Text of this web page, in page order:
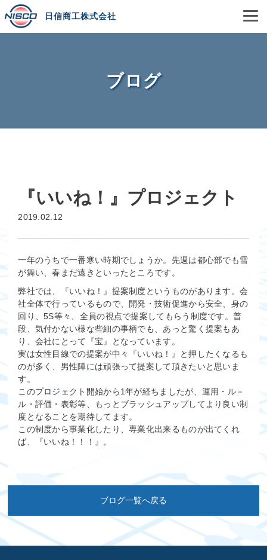
日信商工株式会社
ブログ
『いいね！』プロジェクト
2019.02.12
一年のうちで一番寒い時期でしょうか。先週は都心部でも雪
が舞い、春まだ遠きといったところです。
弊社では、『いいね！』提案制度というものがあります。会
社全体で行っているもので、開発・技術促進から安全、身の
回り、5S等々、全員の視点で提案してもらう制度です。普
段、気付かない様な些細の事柄でも、あっと驚く提案もあ
り、会社にとって『宝』となっています。
実は女性目線での提案が中々『いいね！』と押したくなるも
のが多く、男性陣には頑張って提案して頂きたいと思いま
す。
このプロジェクト開始から1年が経ちましたが、運用・ル－
ル・評価・表彰等、もっとブラッシュアップしてより良い制
度となることを期待してます。
この制度から事業化したり、専業化出来るものが出てくれ
ば、『いいね！！！』。
ブログ一覧へ戻る